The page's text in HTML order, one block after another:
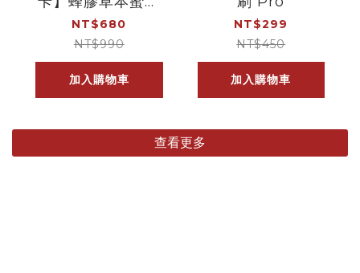
露－200ml
NT$680
NT$990
加入購物車
NT$299
NT$450
加入購物車
查看更多